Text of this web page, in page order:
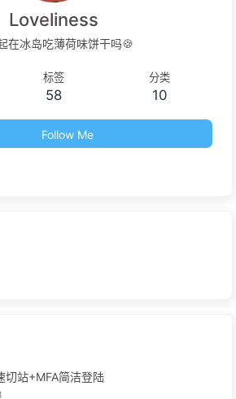
Loveliness
在冰岛吃薄荷味饼干吗🍪
标签
58
分类
10
Follow Me
切站+MFA简洁登陆